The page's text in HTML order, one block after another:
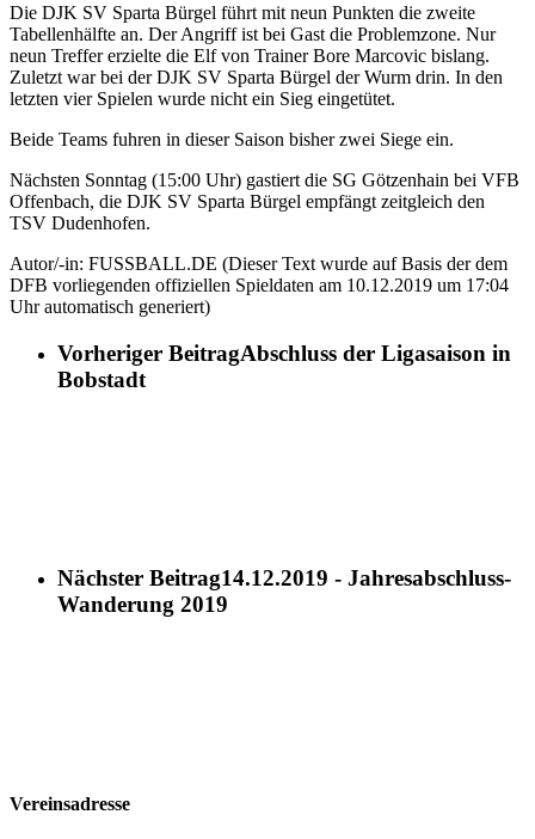
Die DJK SV Sparta Bürgel führt mit neun Punkten die zweite
Tabellenhälfte an. Der Angriff ist bei Gast die Problemzone. Nur
neun Treffer erzielte die Elf von Trainer Bore Marcovic bislang.
Zuletzt war bei der DJK SV Sparta Bürgel der Wurm drin. In den
letzten vier Spielen wurde nicht ein Sieg eingetütet.
Beide Teams fuhren in dieser Saison bisher zwei Siege ein.
Nächsten Sonntag (15:00 Uhr) gastiert die SG Götzenhain bei VFB
Offenbach, die DJK SV Sparta Bürgel empfängt zeitgleich den
TSV Dudenhofen.
Autor/-in: FUSSBALL.DE (Dieser Text wurde auf Basis der dem
DFB vorliegenden offiziellen Spieldaten am 10.12.2019 um 17:04
Uhr automatisch generiert)
Vorheriger BeitragAbschluss der Ligasaison in
Bobstadt
Nächster Beitrag14.12.2019 - Jahresabschluss-
Wanderung 2019
Vereinsadresse